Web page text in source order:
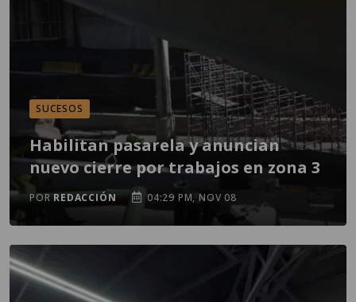
SUCESOS
Habilitan pasarela y anuncian
nuevo cierre por trabajos en zona 3
POR REDACCIÓN 04:29 PM, NOV 08